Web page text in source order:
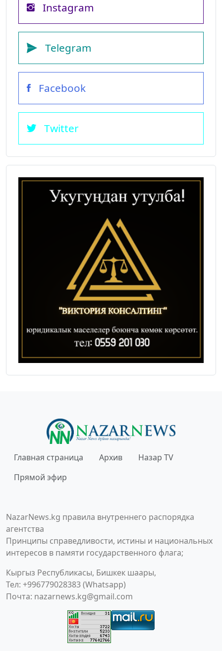
Instagram
Telegram
Facebook
Twitter
Главная страница Архив
Назар TV
Прямой эфир
NazarNews.kg правила внутреннего распорядка
агентства
Принципы справедливости, истины и национальных
интересов в памяти государственного флага;
Кыргыз Республикасы, Бишкек шаары,
Тел: +996779028383 (Whatsapp)
Почта: nazarnews.kg@gmail.com